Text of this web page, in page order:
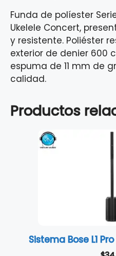
Funda de políester
Ukelele Concert,
y resistente. Poliéster
exterior de denier 600
espuma de 11 mm de
calidad.
Productos
Sistema Bose L1